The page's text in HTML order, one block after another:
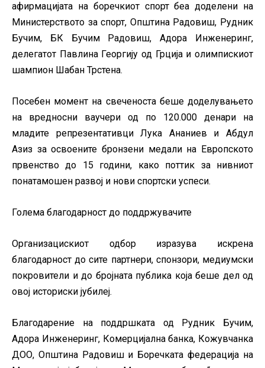
афирмацијата на боречкиот спорт беа доделени на
Министерството за спорт, Општина Радовиш, Рудник
Бучим, БК Бучим Радовиш, Адора Инженеринг,
делегатот Павлина Георгију од Грција и олимпискиот
шампион Шабан Трстена.
Посебен момент на свеченоста беше доделувањето
на вредносни ваучери од по 120.000 денари на
младите репрезентативци Лука Ананиев и Абдул
Азиз за освоените бронзени медали на Европското
првенство до 15 години, како поттик за нивниот
понатамошен развој и нови спортски успеси.
Голема благодарност до поддржувачите
Организацискиот одбор изразува искрена
благодарност до сите партнери, спонзори, медиумски
покровители и до бројната публика која беше дел од
овој историски јубилеј.
Благодарение на поддршката од Рудник Бучим,
Адора Инженеринг, Комерцијална банка, Кожувчанка
ДОО, Општина Радовиш и Боречката федерација на